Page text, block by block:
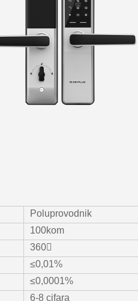
Poluprovodnik
100kom
360〫
≤0,01%
≤0,0001%
6-8 cifara